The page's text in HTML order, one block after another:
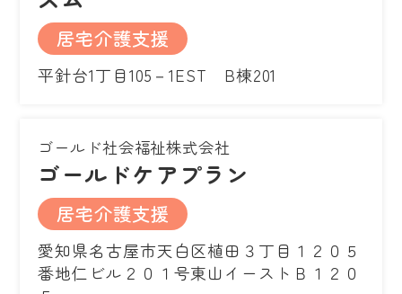
居宅介護支援
平針台1丁目105－1EST B棟201
ゴールド社会福祉株式会社
ゴールドケアプラン
居宅介護支援
愛知県名古屋市天白区植田３丁目１２０５
番地仁ビル２０１号東山イーストＢ１２０